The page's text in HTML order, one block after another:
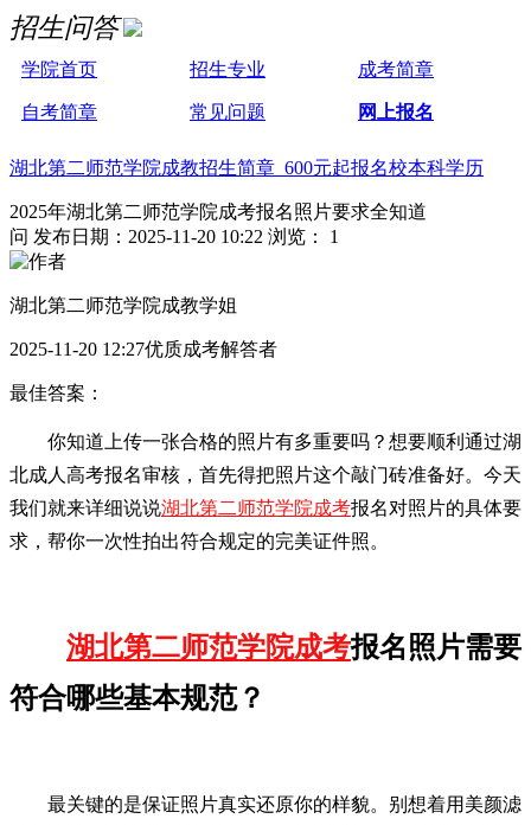
招生问答
学院首页 招生专业 成考简章
自考简章 常见问题 网上报名
湖北第二师范学院成教招生简章 600元起报名校本科学历
2025年湖北第二师范学院成考报名照片要求全知道
问 发布日期：2025-11-20 10:22 浏览： 1
湖北第二师范学院成教学姐
2025-11-20 12:27优质成考解答者
最佳答案：
你知道上传一张合格的照片有多重要吗？想要顺利通过湖
北成人高考报名审核，首先得把照片这个敲门砖准备好。今天
我们就来详细说说湖北第二师范学院成考报名对照片的具体要
求，帮你一次性拍出符合规定的完美证件照。
湖北第二师范学院成考报名照片需要
符合哪些基本规范？
最关键的是保证照片真实还原你的样貌。别想着用美颜滤